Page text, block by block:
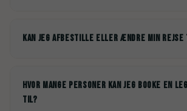
Kan jeg afbestille eller ændre min rejse
Hvor mange personer kan jeg booke en
til?